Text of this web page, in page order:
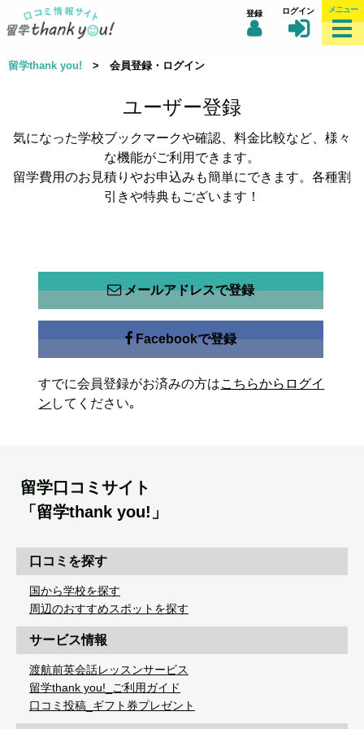
登録 ログイン メニュー
留学thank you! > 会員登録・ログイン
ユーザー登録
気になった学校ブックマークや確認、料金比較など、様々
な機能がご利用できます。
留学費用のお見積りやお申込みも簡単にできます。各種割
引きや特典もございます！
メールアドレスで登録
Facebookで登録
すでに会員登録がお済みの方はこちらからログイ
ン してください｡
留学口コミサイト
「留学thank you!」
口コミを探す
国から学校を探す
周辺のおすすめスポットを探す
サービス情報
渡航前英会話レッスンサービス
留学thank you!_ご利用ガイド
口コミ投稿_ギフト券プレゼント